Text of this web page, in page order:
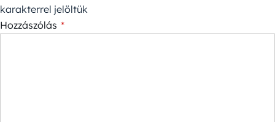
karakterrel jelöltük
Hozzászólás *